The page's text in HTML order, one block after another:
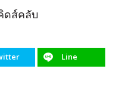
ดส์คลับ
Line